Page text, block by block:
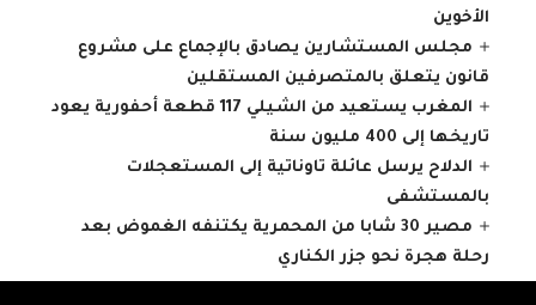
الأخوين
مجلس المستشارين يصادق بالإجماع على مشروع
قانون يتعلق بالمتصرفين المستقلين
المغرب يستعيد من الشيلي 117 قطعة أحفورية يعود
تاريخها إلى 400 مليون سنة
الدلاح يرسل عائلة تاوناتية إلى المستعجلات
بالمستشفى
مصير 30 شابا من المحمرية يكتنفه الغموض بعد
رحلة هجرة نحو جزر الكناري